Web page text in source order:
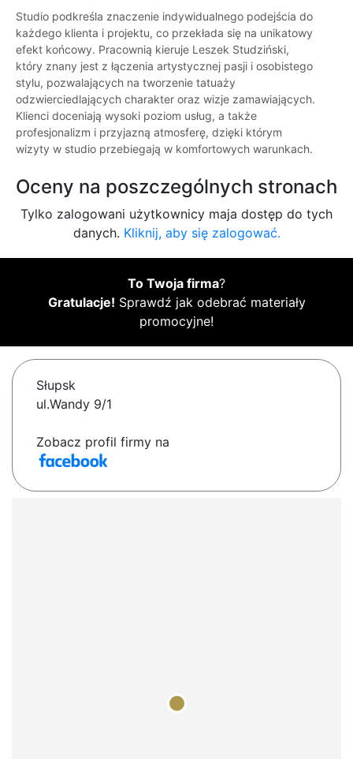
Studio podkreśla znaczenie indywidualnego podejścia do
każdego klienta i projektu, co przekłada się na unikatowy
efekt końcowy. Pracownią kieruje Leszek Studziński,
który znany jest z łączenia artystycznej pasji i osobistego
stylu, pozwalających na tworzenie tatuaży
odzwierciedlających charakter oraz wizje zamawiających.
Klienci doceniają wysoki poziom usług, a także
profesjonalizm i przyjazną atmosferę, dzięki którym
wizyty w studio przebiegają w komfortowych warunkach.
Oceny na poszczególnych stronach
Tylko zalogowani użytkownicy maja dostęp do tych
danych. Kliknij, aby się zalogować.
To Twoja firma?
Gratulacje! Sprawdź jak odebrać materiały
promocyjne!
Słupsk
ul.Wandy 9/1
Zobacz profil firmy na